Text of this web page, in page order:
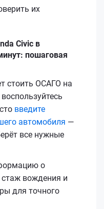
их
Civic в
пошаговая
стоить ОСАГО на
введите
автомобиля —
все нужные
о
стаж вождения и
для точного